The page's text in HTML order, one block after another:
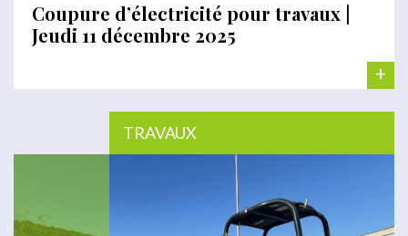
Coupure d’électricité pour travaux |
Jeudi 11 décembre 2025
+
TRAVAUX